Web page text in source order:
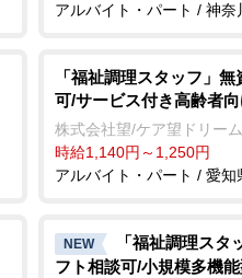
アルバイト・パート / 神奈
「福祉調理スタッフ」
可/サービス付き高齢者
株式会社望/ケア望ドリー
時給1,140円～1,250円
アルバイト・パート / 愛知
NEW
「福祉調理スタ
フト相談可/小規模多機